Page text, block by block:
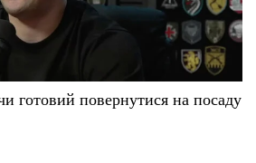
готовий повернутися на посаду